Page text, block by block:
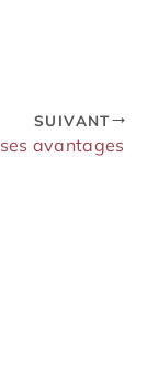
SUIVANT
avantages